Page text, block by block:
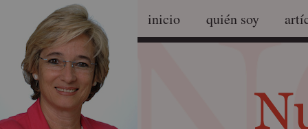
inicio quién soy